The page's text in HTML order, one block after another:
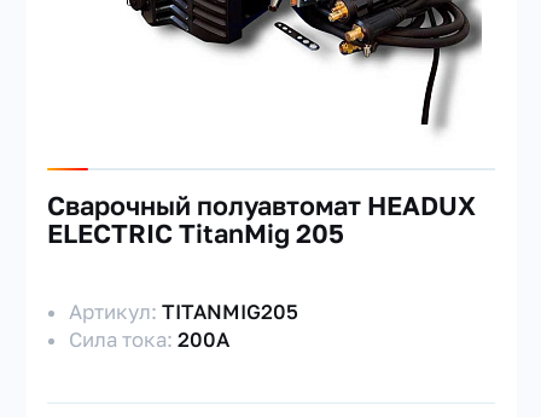
ТИП ОХЛАЖДЕНИЯ
Сварочный полуавтомат HEADUX
ELECTRIC TitanMig 205
Артикул:TITANMIG205
Сила тока:200А